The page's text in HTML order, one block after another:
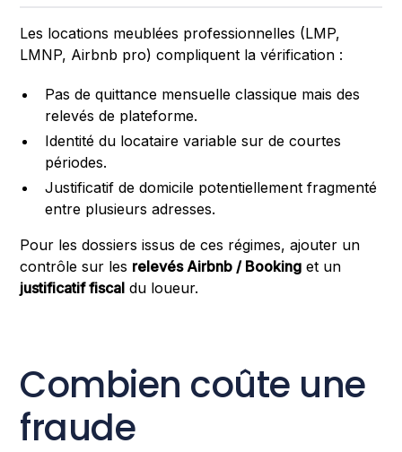
Les locations meublées professionnelles (LMP,
LMNP, Airbnb pro) compliquent la vérification :
Pas de quittance mensuelle classique mais des
relevés de plateforme.
Identité du locataire variable sur de courtes
périodes.
Justificatif de domicile potentiellement fragmenté
entre plusieurs adresses.
Pour les dossiers issus de ces régimes, ajouter un
contrôle sur les relevés Airbnb / Booking et un
justificatif fiscal du loueur.
Combien coûte une
fraude